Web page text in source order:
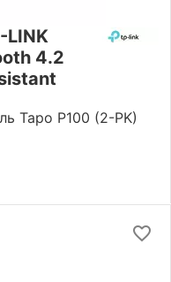
LINK
4.2
Tapo P100 (2-PK)